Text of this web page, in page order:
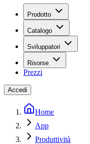
Prodotto
Catalogo
Sviluppatori
Risorse
Prezzi
Accedi
Home
App
Produttività